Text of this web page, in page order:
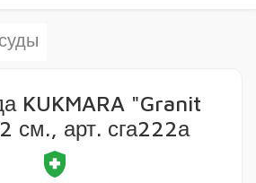
KUKMARA "Granit
см., арт. сга222а
health_and_safety